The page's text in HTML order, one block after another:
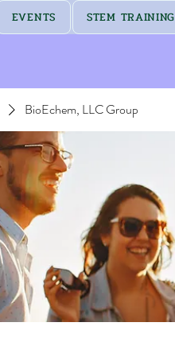
EVENTS STEM TRAINING
BioEchem, LLC Group